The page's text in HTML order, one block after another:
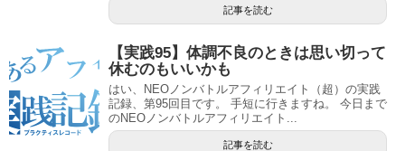
記事を読む
【実践95】体調不良のときは思い切って
休むのもいいかも
はい、NEOノンバトルアフィリエイト（超）の実践
記録、第95回目です。 手短に行きますね。 今日まで
のNEOノンバトルアフィリエイト...
記事を読む